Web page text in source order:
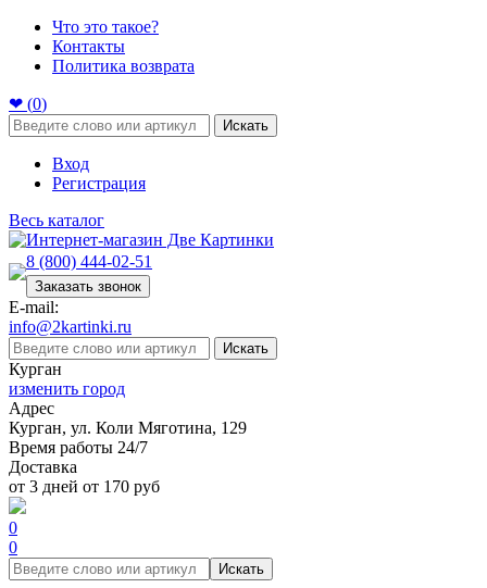
Что это такое?
Контакты
Политика возврата
❤ (0)
Искать
Вход
Регистрация
Весь каталог
8 (800) 444-02-51
Заказать звонок
E-mail:
info@2kartinki.ru
Искать
Курган
изменить город
Адрес
Курган, ул. Коли Мяготина, 129
Время работы 24/7
Доставка
от 3 дней от 170 руб
0
0
Искать